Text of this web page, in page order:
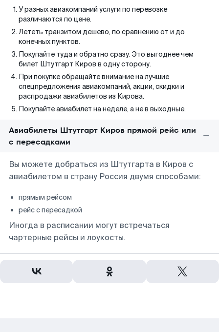
У разных авиакомпаний услуги по перевозке
различаются по цене.
Лететь транзитом дешево, по сравнению от и до
конечных пунктов.
Покупайте туда и обратно сразу. Это выгоднее чем
билет Штутгарт Киров в одну сторону.
При покупке обращайте внимание на лучшие
спецпредложения авиакомпаний, акции, скидки и
распродажи авиабилетов из Кирова.
Покупайте авиабилет на неделе, а не в выходные.
Авиабилеты Штутгарт Киров прямой рейс или
с пересадками
Вы можете добраться из Штутгарта в Киров с
авиабилетом в страну Россия двумя способами:
прямым рейсом
рейс с пересадкой
Иногда в расписании могут встречаться
чартерные рейсы и лоукосты.